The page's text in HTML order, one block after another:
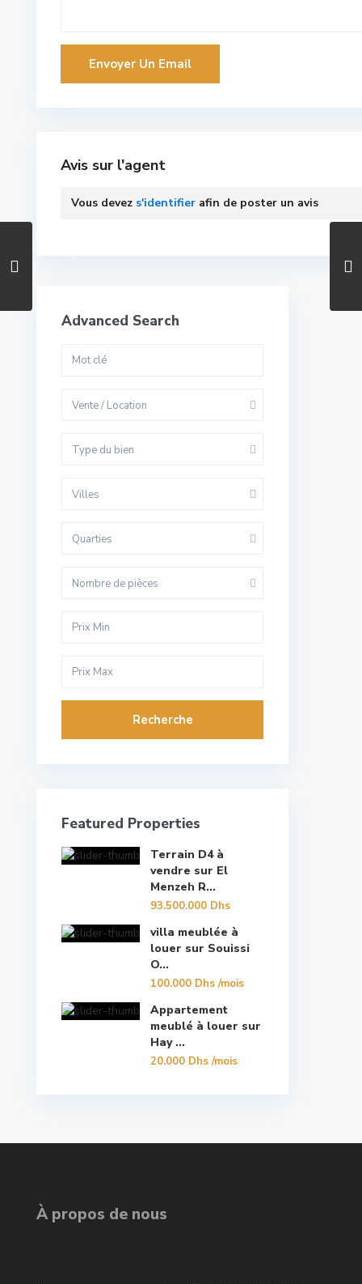
Avis sur l'agent
Vous devez s'identifier afin de poster un avis
Advanced Search
Vente / Location
Type du bien
Villes
Quarties
Nombre de pièces
Recherche
Featured Properties
Terrain D4 à
vendre sur El
Menzeh R...
93.500.000 Dhs
villa meublée à
louer sur Souissi
O...
100.000 Dhs/mois
Appartement
meublé à louer sur
Hay ...
20.000 Dhs/mois
À propos de nous